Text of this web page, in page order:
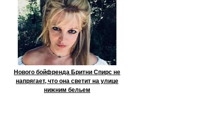
Нового бойфренда Бритни Спирс не
напрягает, что она светит на улице
нижним бельем